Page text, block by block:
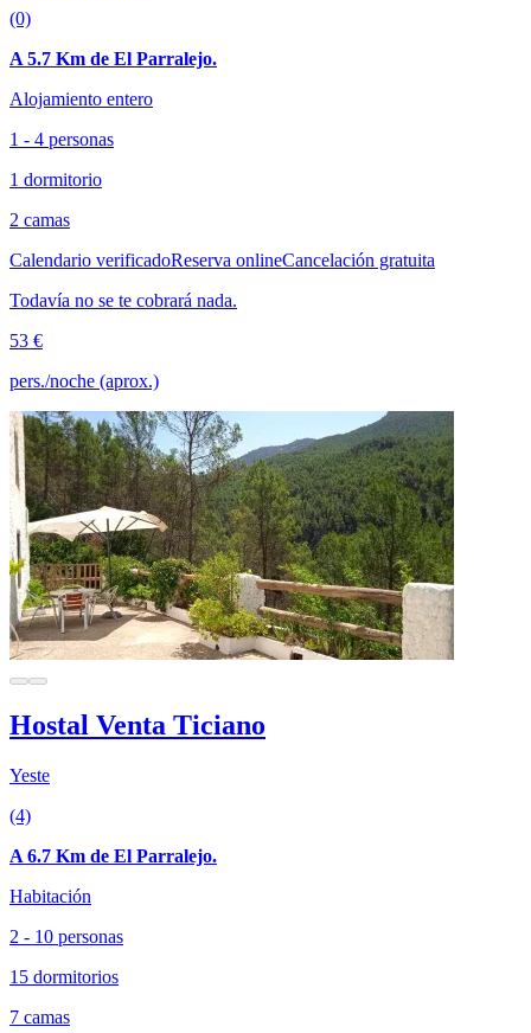
(0)
A 5.7 Km de El Parralejo.
Alojamiento entero
1 - 4 personas
1 dormitorio
2 camas
Calendario verificadoReserva onlineCancelación gratuita
Todavía no se te cobrará nada.
53 €
pers./noche (aprox.)
Hostal Venta Ticiano
Yeste
(4)
A 6.7 Km de El Parralejo.
Habitación
2 - 10 personas
15 dormitorios
7 camas